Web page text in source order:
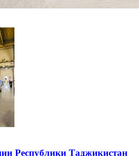
Республики Таджикистан